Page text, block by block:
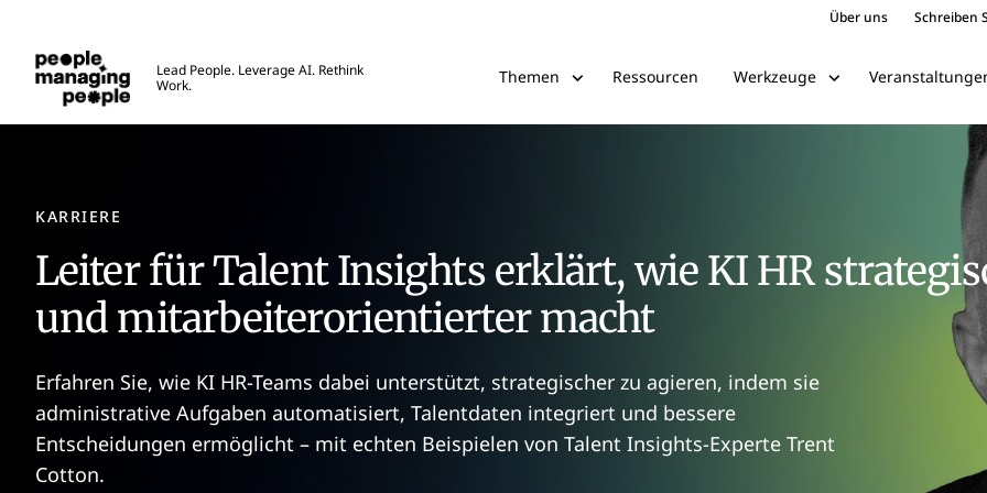
Über uns Schreiben
Lead People. Leverage AI. Rethink
Work.
Themen Ressourcen Werkzeuge
KARRIERE
Leiter für Talent Insights erklärt, wie KI HR
und mitarbeiterorientierter macht
Erfahren Sie, wie KI HR-Teams dabei unterstützt, strategischer zu agieren, indem sie
administrative Aufgaben automatisiert, Talentdaten integriert und bessere
Entscheidungen ermöglicht – mit echten Beispielen von Talent Insights-Experte Trent
Cotton.